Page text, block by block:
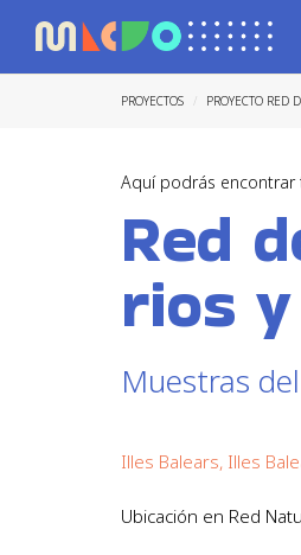
PROYECTOS PROYECTO RED
Aquí podrás
Red
rios
Muestras
Illes Balears, Illes
Ubicación en Red